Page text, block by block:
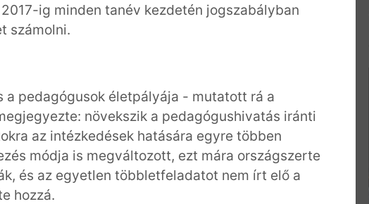
ig minden tanév kezdetén jogszabályban
számolni.
a pedagógusok életpályája - mutatott rá a
növekszik a pedagógushivatás iránti
az intézkedések hatására egyre többen
módja is megváltozott, ezt mára országszerte
és az egyetlen többletfeladatot nem írt elő a
hozzá.